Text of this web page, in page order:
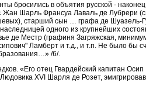
бросились в объятия русской -
Жан Шарль Франсуа Лаваль де Лубрери
старший сын … графа де Шуазель-
одного из крупнейших
де Местр (графиня Загряжская,
Ламберт и т.д., и т.п. Не было бы
/6/.
«Его отец Гвардейский капитан
XVI Шарля де Розет,